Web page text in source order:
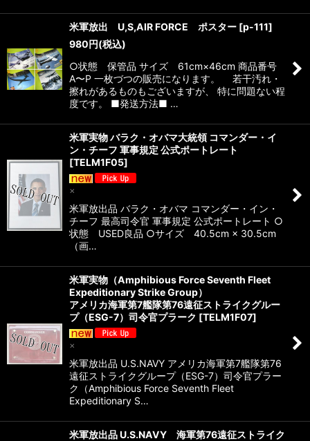
米軍放出 U,S,AIR FORCE ポスター [p-111]
980円(税込)
○状態 保管品 サイズ 61cm×46cm 商品番号
A〜P 一枚づつの販売になります。 若干汚れ・
擦れがあるものもございますが、 特に問題ない程
度です。 ■発送方法■ …
米軍実物 バラク・オバマ大統領 コマンダー・イ
ン・チーフ 軍事規定 公式ポートレート
[TELM1F05]
×
米軍放出品 バラク・オバマ コマンダー・イン・
チーフ 最高司令官 軍事規定 公式ポートレート ○
状態 USED良品 ○サイズ 40.5cm × 30.5cm
（画…
米軍実物（Amphibious Force Seventh Fleet
Expeditionary Strike Group）
アメリカ海軍第7艦隊第76遠征ストライクグルー
プ（ESG-7）司令官プラーク [TELM1F07]
×
米軍放出品 U.S.NAVY アメリカ海軍第7艦隊第76
遠征ストライクグループ（ESG-7）司令官プラー
ク（Amphibious Force Seventh Fleet
Expeditionary S…
米軍放出品 U.S.NAVY 海軍第76遠征ストライク